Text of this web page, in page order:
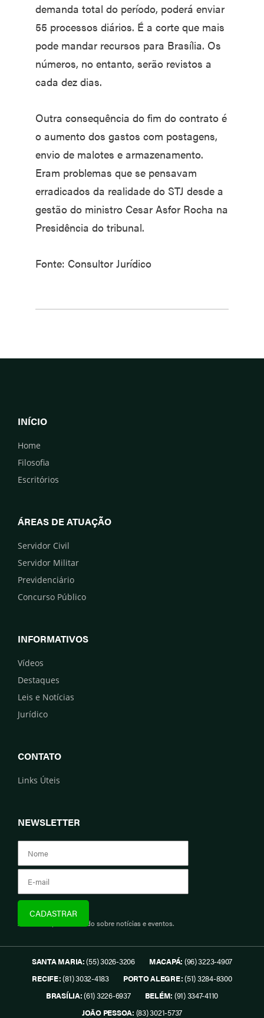
demanda total do período, poderá enviar
55 processos diários. É a corte que mais
pode mandar recursos para Brasília. Os
números, no entanto, serão revistos a
cada dez dias.
Outra consequência do fim do contrato é
o aumento dos gastos com postagens,
envio de malotes e armazenamento.
Eram problemas que se pensavam
erradicados da realidade do STJ desde a
gestão do ministro Cesar Asfor Rocha na
Presidência do tribunal.
Fonte: Consultor Jurídico
INÍCIO
Home
Filosofia
Escritórios
ÁREAS DE ATUAÇÃO
Servidor Civil
Servidor Militar
Previdenciário
Concurso Público
INFORMATIVOS
Vídeos
Destaques
Leis e Notícias
Jurídico
CONTATO
Links Úteis
NEWSLETTER
Assine e fique informado sobre notícias e eventos.
SANTA MARIA:(55) 3026-3206 MACAPÁ: (96) 3223-4907
RECIFE:(81) 3032-4183 PORTO ALEGRE:(51) 3284-8300
BRASÍLIA:(61) 3226-6937 BELÉM: (91) 3347-4110
JOÃO PESSOA: (83) 3021-5737